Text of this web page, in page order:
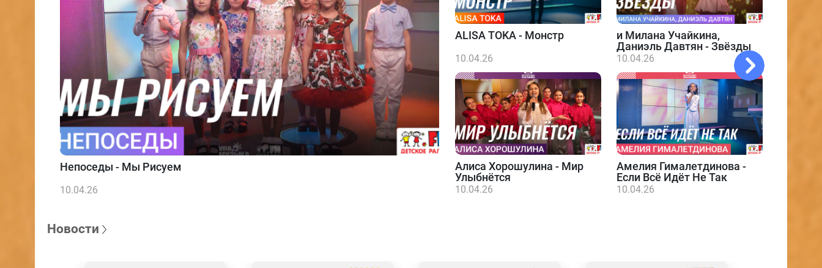
Непоседы - Мы Рисуем
10.04.26
ALISA TOKA - Монстр
10.04.26
и Милана Учайкина,
Даниэль Давтян - Звёзды
10.04.26
Алиса Хорошулина - Мир
Улыбнётся
10.04.26
Амелия Гималетдинова -
Если Всё Идёт Не Так
10.04.26
Новости